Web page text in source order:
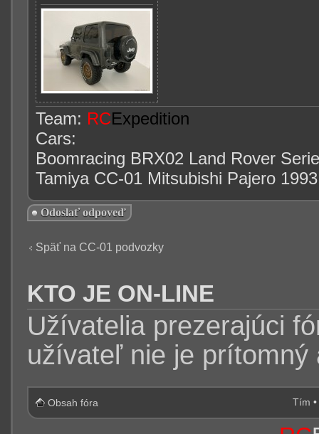
Team: RCExpedition
Cars:
Boomracing BRX02 Land Rover
Tamiya CC-01 Mitsubishi Pajero 1993
Odoslať odpoveď
Späť na CC-01 podvozky
KTO JE ON-LINE
Užívatelia prezerajúci
užívateľ nie je prítomný
Obsah fóra Tím •